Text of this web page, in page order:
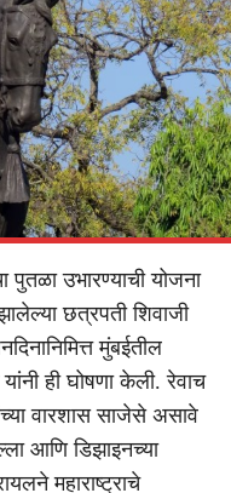
पुतळा उभारण्याची योजना
छत्रपती शिवाजी
मुंबईतील
ही घोषणा केली. रेवाच
वारशास साजेसे असावे
आणि डिझाइनच्या
महाराष्ट्राचे